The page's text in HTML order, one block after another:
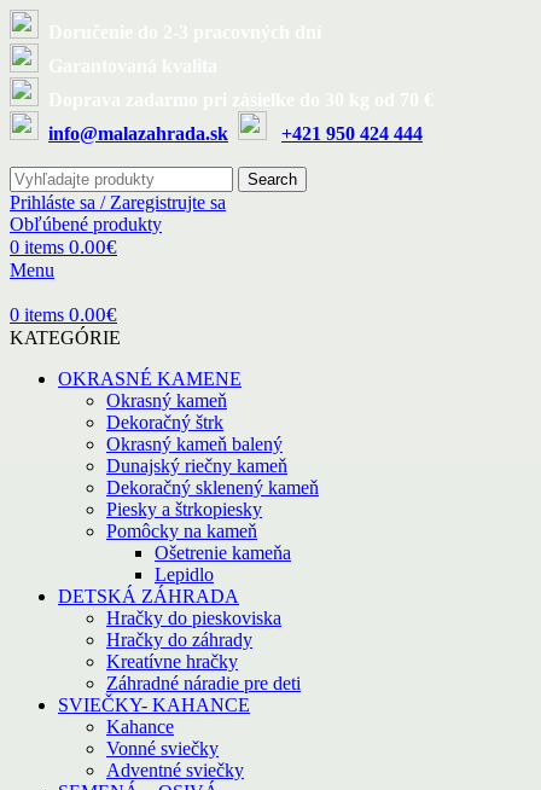
info@malazahrada.sk
+421 950 424 444
Search
Prihláste sa / Zaregistrujte sa
Obľúbené produkty
0 items 0.00€
Menu
0 items 0.00€
KATEGÓRIE
OKRASNÉ KAMENE
Okrasný kameň
Dekoračný štrk
Okrasný kameň balený
Dunajský riečny kameň
Dekoračný sklenený kameň
Piesky a štrkopiesky
Pomôcky na kameň
Ošetrenie kameňa
Lepidlo
DETSKÁ ZÁHRADA
Hračky do pieskoviska
Hračky do záhrady
Kreatívne hračky
Záhradné náradie pre deti
SVIEČKY- KAHANCE
Kahance
Vonné sviečky
Adventné sviečky